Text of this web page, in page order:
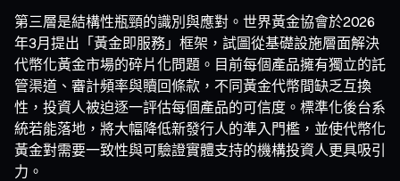
第三層是結構性瓶頸的識別與應對。世界黃金協會於2026
年3月提出「黃金即服務」框架，試圖從基礎設施層面解決
代幣化黃金市場的碎片化問題。目前每個產品擁有獨立的託
管渠道、審計頻率與贖回條款，不同黃金代幣間缺乏互換
性，投資人被迫逐一評估每個產品的可信度。標準化後台系
統若能落地，將大幅降低新發行人的準入門檻，並使代幣化
黃金對需要一致性與可驗證實體支持的機構投資人更具吸引
力。